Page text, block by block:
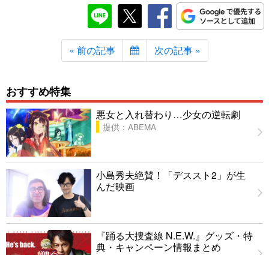
« 前の記事 次の記事 »
おすすめ特集
悪女と入れ替わり…少女の逆転劇
提供：ABEMA
小島秀夫絶賛！「デススト2」が生
んだ映画
『踊る大捜査線 N.E.W.』グッズ・特
典・キャンペーン情報まとめ